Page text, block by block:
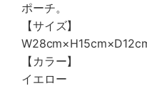
ポーチ。
【サイズ】
【カラー】
イエロー